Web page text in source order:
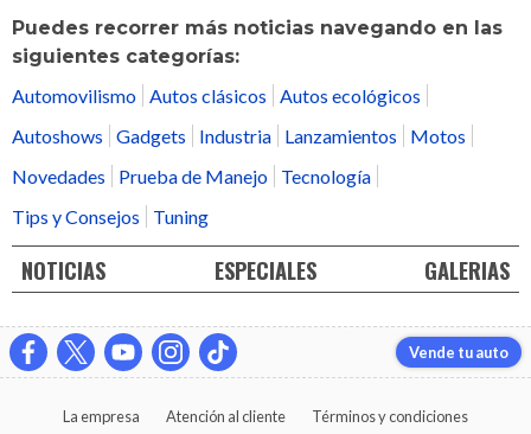
Puedes recorrer más noticias navegando en las
siguientes categorías:
Automovilismo Autos clásicos
Autos ecológicos
Autoshows
Gadgets Industria Lanzamientos
Motos
Novedades
Prueba de Manejo
Tecnología
Tips y Consejos
Tuning
NOTICIAS ESPECIALES GALERIAS
Vende tu auto
La empresa Atención al cliente Términos y condiciones